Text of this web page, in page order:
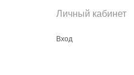
Личный кабинет
Вход